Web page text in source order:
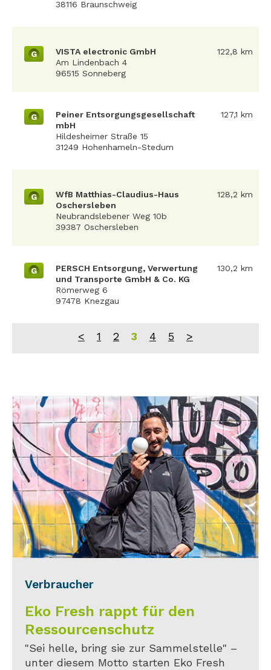
38116 Braunschweig
G
VISTA electronic GmbH
Am Lindenbach 4
96515 Sonneberg
122,8 km
G
Peiner Entsorgungsgesellschaft
mbH
Hildesheimer Straße 15
31249 Hohenhameln-Stedum
127,1 km
G
WfB Matthias-Claudius-Haus
Oschersleben
Neubrandslebener Weg 10b
39387 Oschersleben
128,2 km
G
PERSCH Entsorgung, Verwertung
und Transporte GmbH & Co. KG
Römerweg 6
97478 Knezgau
130,2 km
< 1 2 3 4 5 >
Verbraucher
Eko Fresh rappt für den
Ressourcenschutz
"Sei helle, bring sie zur Sammelstelle" –
unter diesem Motto starten Eko Fresh